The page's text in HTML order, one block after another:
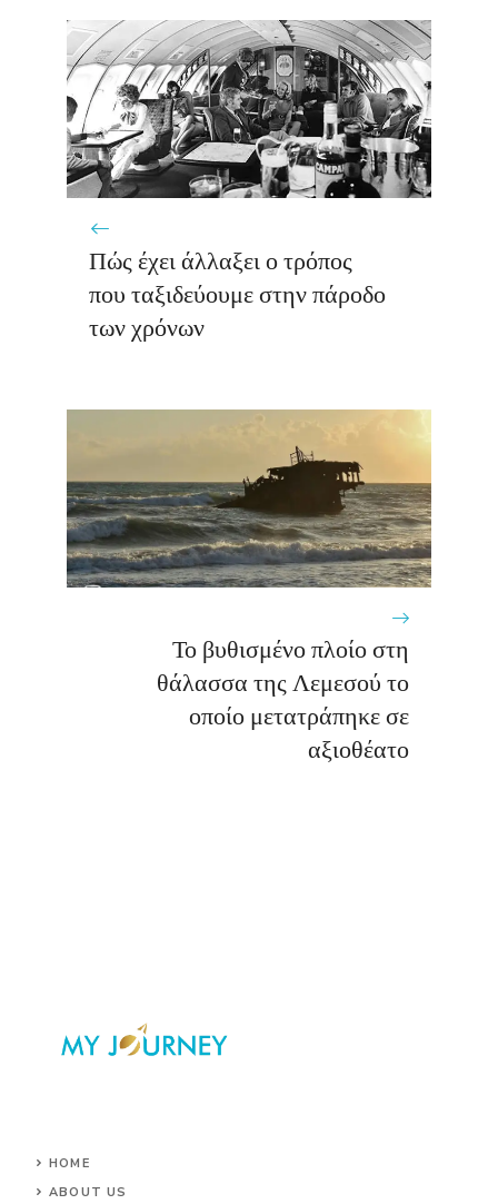
Πώς έχει άλλαξει ο τρόπος
που ταξιδεύουμε στην πάροδο
των χρόνων
Το βυθισμένο πλοίο στη
θάλασσα της Λεμεσού το
οποίο μετατράπηκε σε
αξιοθέατο
HOME
ABOUT US